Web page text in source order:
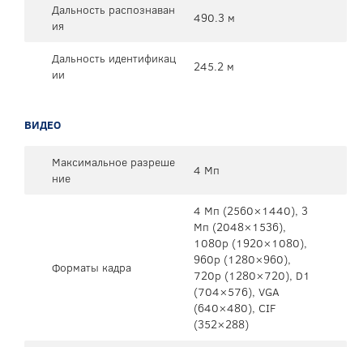
Дальность распознаван
ия
490.3 м
Дальность идентификац
ии
245.2 м
ВИДЕО
Максимальное разреше
ние
4 Мп
Форматы кадра
4 Mп (2560×1440), 3
Mп (2048×1536),
1080p (1920×1080),
960p (1280×960),
720p (1280×720), D1
(704×576), VGA
(640×480), CIF
(352×288)